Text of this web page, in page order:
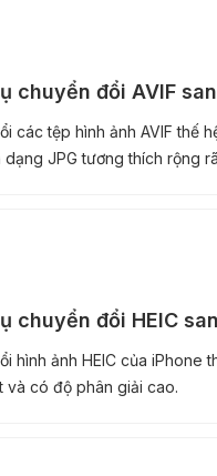
chuyển đổi AVIF
các tệp hình ảnh AVIF thế
dạng JPG tương thích rộng
chuyển đổi HEIC
hình ảnh HEIC của iPhone
và có độ phân giải cao.